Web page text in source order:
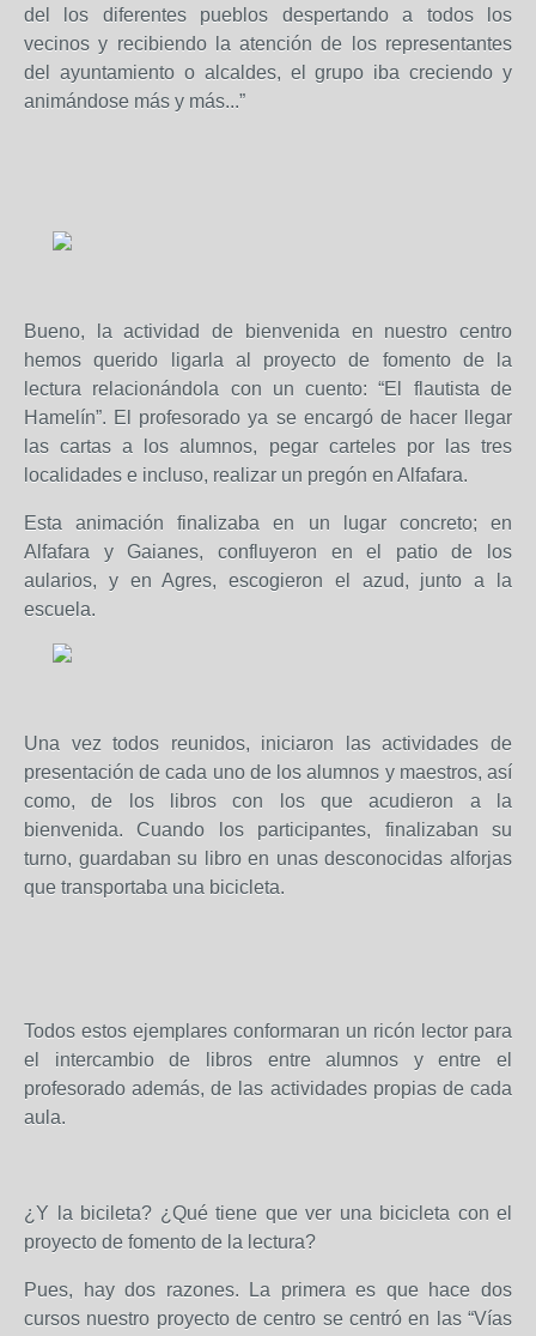
del los diferentes pueblos despertando a todos los
vecinos y recibiendo la atención de los representantes
del ayuntamiento o alcaldes, el grupo iba creciendo y
animándose más y más...”
Bueno, la actividad de bienvenida en nuestro centro
hemos querido ligarla al proyecto de fomento de la
lectura relacionándola con un cuento: “El flautista de
Hamelín”. El profesorado ya se encargó de hacer llegar
las cartas a los alumnos, pegar carteles por las tres
localidades e incluso, realizar un pregón en Alfafara.
Esta animación finalizaba en un lugar concreto; en
Alfafara y Gaianes, confluyeron en el patio de los
aularios, y en Agres, escogieron el azud, junto a la
escuela.
Una vez todos reunidos, iniciaron las actividades de
presentación de cada uno de los alumnos y maestros, así
como, de los libros con los que acudieron a la
bienvenida. Cuando los participantes, finalizaban su
turno, guardaban su libro en unas desconocidas alforjas
que transportaba una bicicleta.
Todos estos ejemplares conformaran un ricón lector para
el intercambio de libros entre alumnos y entre el
profesorado además, de las actividades propias de cada
aula.
¿Y la bicileta? ¿Qué tiene que ver una bicicleta con el
proyecto de fomento de la lectura?
Pues, hay dos razones. La primera es que hace dos
cursos nuestro proyecto de centro se centró en las “Vías